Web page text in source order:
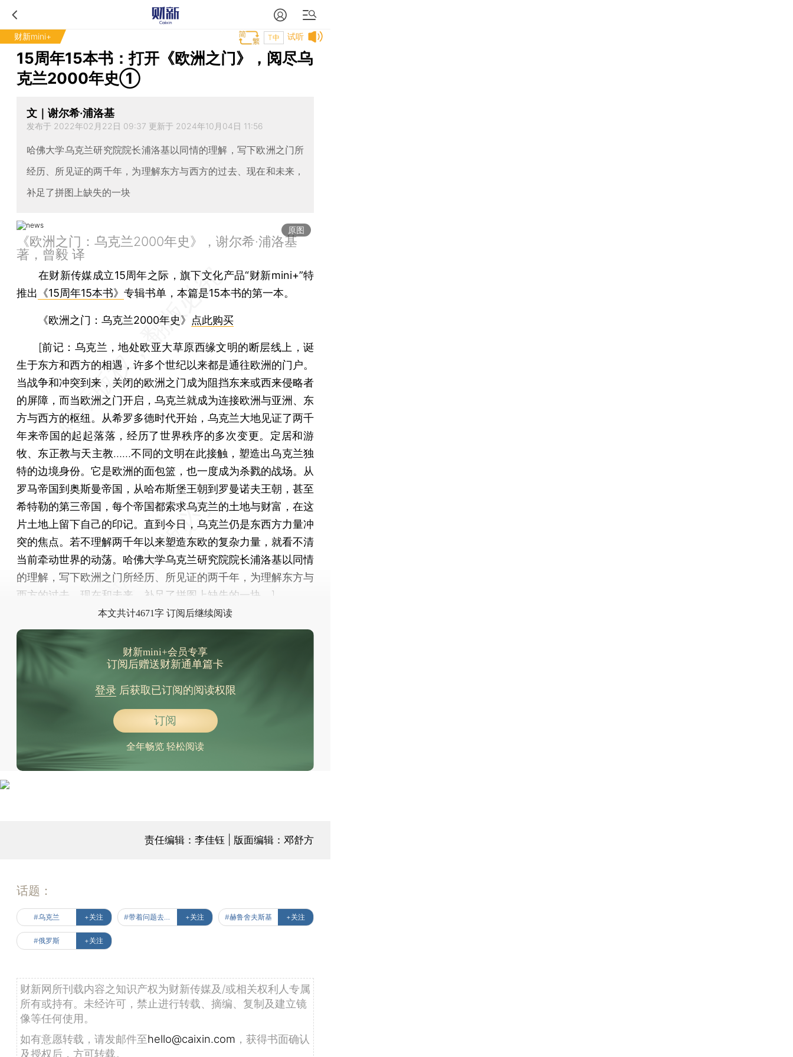
财新mini+ 试听
T中
15周年15本书：打开《欧洲之门》，阅尽乌
克兰2000年史①
文｜谢尔希·浦洛基
发布于 2022年02月22日 09:37 更新于 2024年10月04日 11:56
哈佛大学乌克兰研究院院长浦洛基以同情的理解，写下欧洲之门所
经历、所见证的两千年，为理解东方与西方的过去、现在和未来，
补足了拼图上缺失的一块
原图
《欧洲之门：乌克兰2000年史》，谢尔希·浦洛基
著，曾毅 译
在财新传媒成立15周年之际，旗下文化产品“财新mini+”特
推出 《15周年15本书》 专辑书单，本篇是15本书的第一本。
《欧洲之门：乌克兰2000年史》 点此购买
[前记： 乌克兰，地处欧亚大草原西缘文明的断层线上，诞
生于东方和西方的相遇，许多个世纪以来都是通往欧洲的门户。
当战争和冲突到来，关闭的欧洲之门成为阻挡东来或西来侵略者
的屏障，而当欧洲之门开启，乌克兰就成为连接欧洲与亚洲、东
方与西方的枢纽。从希罗多德时代开始，乌克兰大地见证了两千
年来帝国的起起落落，经历了世界秩序的多次变更。定居和游
牧、东正教与天主教……不同的文明在此接触，塑造出乌克兰独
特的边境身份。它是欧洲的面包篮，也一度成为杀戮的战场。从
罗马帝国到奥斯曼帝国，从哈布斯堡王朝到罗曼诺夫王朝，甚至
希特勒的第三帝国，每个帝国都索求乌克兰的土地与财富，在这
片土地上留下自己的印记。直到今日，乌克兰仍是东西方力量冲
突的焦点。若不理解两千年以来塑造东欧的复杂力量，就看不清
当前牵动世界的动荡。哈佛大学乌克兰研究院院长浦洛基以同情
的理解，写下欧洲之门所经历、所见证的两千年，为理解东方与
西方的过去、现在和未来，补足了拼图上缺失的一块。]
本文共计4671字 订阅后继续阅读
财新mini+会员专享
订阅后赠送财新通单篇卡
登录后获取已订阅的阅读权限
订阅
全年畅览 轻松阅读
责任编辑：李佳钰 | 版面编辑：邓舒方
话题：
#乌克兰 +关注 #带着问题去读书 +关注 #赫鲁舍夫斯基 +关注
#俄罗斯 +关注
财新网所刊载内容之知识产权为财新传媒及/或相关权利人专属
所有或持有。未经许可，禁止进行转载、摘编、复制及建立镜
像等任何使用。
如有意愿转载，请发邮件至hello@caixin.com ，获得书面确认
及授权后，方可转载。